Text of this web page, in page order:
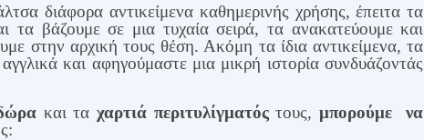
διάφορα αντικείμενα καθημερινής χρήσης, έπειτα τα
τα βάζουμε σε μια τυχαία σειρά, τα ανακατεύουμε και
στην αρχική τους θέση. Ακόμη τα ίδια αντικείμενα, τα
και αφηγούμαστε μια μικρή ιστορία συνδυάζοντάς
και τα χαρτιά περιτυλίγματόςτους, μπορούμε
να